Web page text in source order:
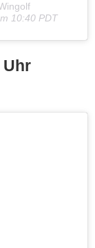
10:40 PDT
Uhr